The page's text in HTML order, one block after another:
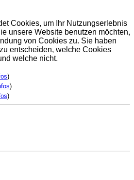
Cookies, um Ihr Nutzungserlebnis
unsere Website benutzen möchten,
von Cookies zu. Sie haben
entscheiden, welche Cookies
welche nicht.
)
)
)